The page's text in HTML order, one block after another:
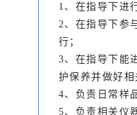
1、在指导下进
2、在指导下参
行；
3、在指导下能
护保养并做好相
4、负责日常样
5、负责相关仪